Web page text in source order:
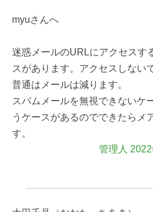
myuさんへ
迷惑メールのURLにアクセスす
スがあります。アクセスしない
普通はメールは減ります。
スパムメールを無視できないケ
うケースがあるのでできたらメ
す。
管理人